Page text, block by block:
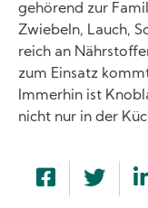
gehörend zur
Zwiebeln, Lauch,
reich an
zum Einsatz
Immerhin ist
nicht nur in der